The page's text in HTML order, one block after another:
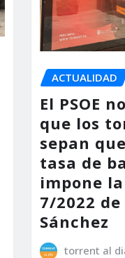
ACTUALIDAD
El PSOE
que los
sepan
tasa de
impone
7/2022
Sánchez
torrent al